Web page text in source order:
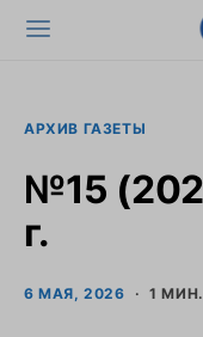
АРХИВ ГАЗЕТЫ
№15
г.
6 МАЯ, 2026 1